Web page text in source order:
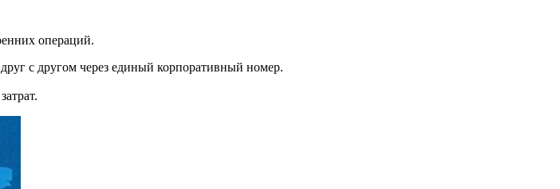
операций.
с другом через единый корпоративный номер.